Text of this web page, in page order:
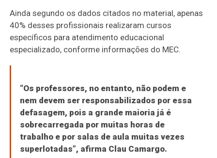
Ainda segundo os dados citados no material, apenas
40% desses profissionais realizaram cursos
específicos para atendimento educacional
especializado, conforme informações do MEC.
“Os professores, no entanto, não podem e
nem devem ser responsabilizados por essa
defasagem, pois a grande maioria já é
sobrecarregada por muitas horas de
trabalho e por salas de aula muitas vezes
superlotadas”, afirma Clau Camargo.